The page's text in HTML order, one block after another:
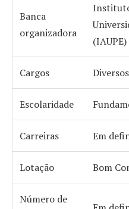
Banca
organizadora
(IAUPE)
Cargos Diversos
Escolaridade
Carreiras Em
Lotação Bom
Número de